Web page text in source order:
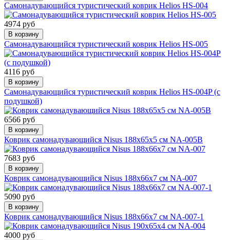
Самонадувающийся туристический коврик Helios HS-004
4974 руб
В корзину
Самонадувающийся туристический коврик Helios HS-005
4116 руб
В корзину
Самонадувающийся туристический коврик Helios HS-004P (с
подушкой)
6566 руб
В корзину
Коврик самонадувающийся Nisus 188x65x5 см NA-005B
7683 руб
В корзину
Коврик самонадувающийся Nisus 188x66x7 см NA-007
5090 руб
В корзину
Коврик самонадувающийся Nisus 188x66x7 см NA-007-1
4000 руб